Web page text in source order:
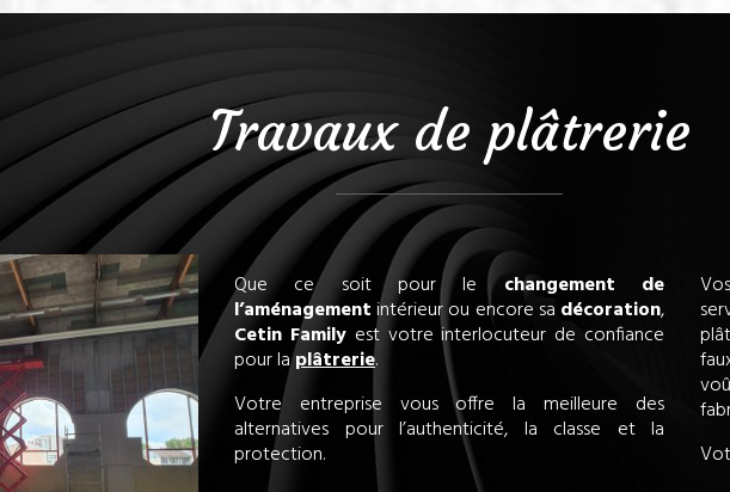
Travaux de plâtrerie
Que ce soit pour lechangement de
l’aménagementintérieur ou encore sa décoration,
Cetin Family est votre interlocuteur de confiance
pour laplâtrerie.
Votre entreprise vous offre la meilleure des
alternatives pour l’authenticité, la classe et la
protection.